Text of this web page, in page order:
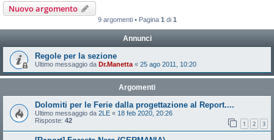
Nuovo argomento
9 argomenti • Pagina 1 di 1
Annunci
Regole per la sezione
Ultimo messaggio da Dr.Manetta « 25 ago 2011, 10:20
Argomenti
Dolomiti per le Ferie dalla progettazione al Report....
Ultimo messaggio da 2LE « 18 feb 2020, 20:26
Risposte: 42 1 2 3